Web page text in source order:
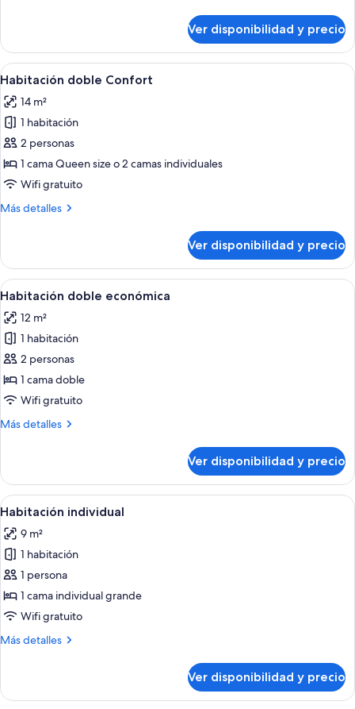
doble
clásica
Ver disponibilidad y precio
Ver
todas
las
fotos
de
Habitación
doble
Una habitación de hotel con cama,
5
Habitación doble Confort
14 m²
1 habitación
2 personas
1 cama Queen size o 2 camas individuales
Wifi gratuito
Más detalles
Más
doble
Confort
Ver disponibilidad y precio
Ver
todas
las
fotos
de
Habitación
doble
Habitación de hotel con cama,
11
Habitación doble económica
12 m²
1 habitación
2 personas
1 cama doble
Wifi gratuito
Más detalles
Más
doble
económica
Ver disponibilidad y precio
Ver
todas
las
fotos
de
Habitación
individual
Una habitación de hotel con un
4
Habitación individual
9 m²
1 habitación
1 persona
1 cama individual grande
Wifi gratuito
Más detalles
Más
individual
Ver disponibilidad y precio